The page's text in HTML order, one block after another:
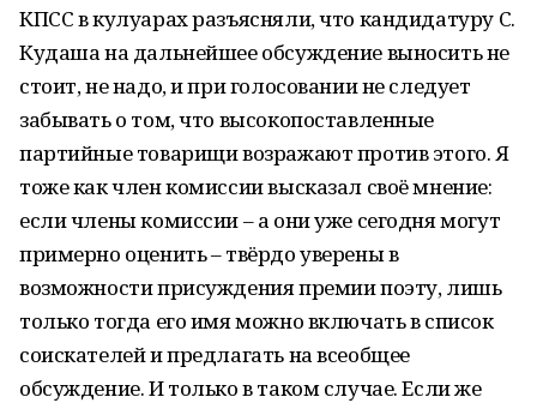
КПСС в кулуарах разъясняли, что кандидатуру С.
Кудаша на дальнейшее обсуждение выносить не
стоит, не надо, и при голосовании не следует
забывать о том, что высокопоставленные
партийные товарищи возражают против этого. Я
тоже как член комиссии высказал своё мнение:
если члены комиссии – а они уже сегодня могут
примерно оценить – твёрдо уверены в
возможности присуждения премии поэту, лишь
только тогда его имя можно включать в список
соискателей и предлагать на всеобщее
обсуждение. И только в таком случае. Если же